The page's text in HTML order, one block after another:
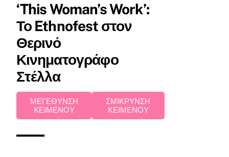
‘This Woman’s Work’:
Το Ethnofest στον
Θερινό
Κινηματογράφο
Στέλλα
ΜΕΓΕΘΥΝΣΗ
ΚΕΙΜΕΝΟΥ
ΣΜΙΚΡΥΝΣΗ
ΚΕΙΜΕΝΟΥ